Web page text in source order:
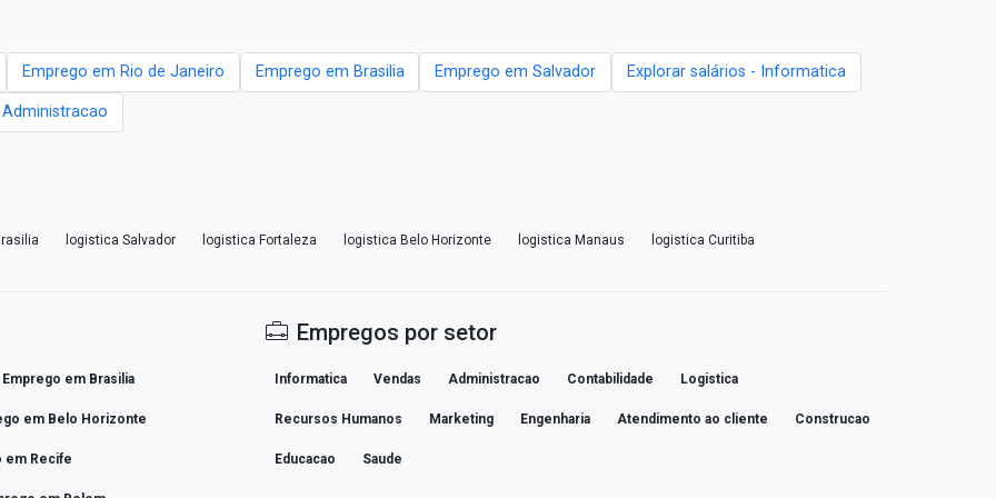
Emprego em Rio de Janeiro Emprego em Brasilia Emprego em Salvador Explorar salários - Informatica
logistica Salvador logistica Fortaleza logistica Belo Horizonte logistica Manaus logistica Curitiba
Emprego em Brasilia
em Belo Horizonte
em Recife
Empregos por setor
Informatica Vendas Administracao Contabilidade Logistica
Recursos Humanos Marketing Engenharia Atendimento ao cliente Construcao
Educacao Saude